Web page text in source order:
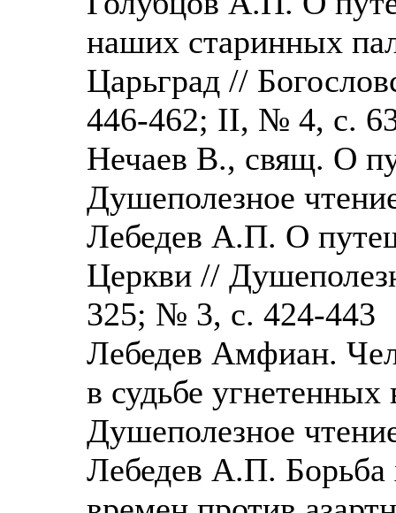
наших старинных
Царьград //
446-462; II, № 4, с.
Нечаев В., свящ. О
Душеполезное
Лебедев А.П. О
Церкви //
325; № 3, с. 424-443
Лебедев Амфиан.
в судьбе
Душеполезное
Лебедев А.П. Борьба